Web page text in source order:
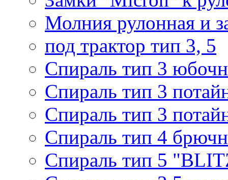
Молния рулонная и
под трактор тип 3, 5
Спираль тип 3
Спираль тип 3
Спираль тип 3
Спираль тип 4
Спираль тип 5